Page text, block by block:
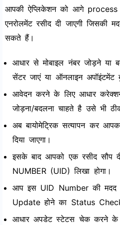
आपकी ऐप्लिकेशन को आगे process
एनरोलमेंट रसीद दी जाएगी
सकते हैं।
आधार से मोबाइल नंबर जोड़ने या
सेंटर जाएं या ऑनलाइन
आवेदन करने के लिए आधार
जोड़ना/बदलना चाहते है उसे भी
अब बायोमेट्रिक सत्यापन कर
दिया जाएगा।
इसके बाद आपको एक रसीद सौप
NUMBER (UID) लिखा होगा।
आप इस UID Number की
Update होने का Status
आधार अपडेट स्टेटस चेक करने के